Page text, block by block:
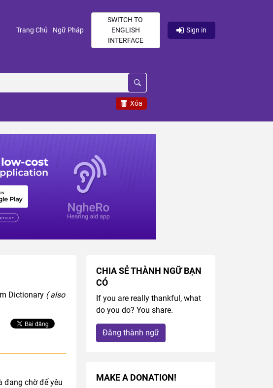
Trang Chủ (current)
Ngữ Pháp(current)
SWITCH TO
ENGLISH
INTERFACE
Sign in
Xóa
Dictionary ( also
đang chờ để yêu
CHIA SẺ THÀNH NGỮ BẠN
CÓ
If you are really thankful, what
do you do? You share.
Đăng thành ngữ
MAKE A DONATION!